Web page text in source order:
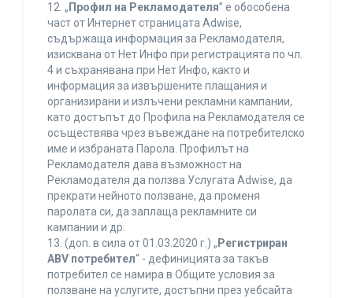
12. „ Профил на Рекламодателя” е обособена
част от Интернет страницата Adwise,
съдържаща информация за Рекламодателя,
изисквана от Нет Инфо при регистрацията по чл.
4 и съхранявана при Нет Инфо, както и
информация за извършените плащания и
организирани и излъчени рекламни кампании,
като достъпът до Профила на Рекламодателя се
осъществява чрез въвеждане на потребителско
име и избраната Парола. Профилът на
Рекламодателя дава възможност на
Рекламодателя да ползва Услугата Adwise, да
прекрати нейното ползване, да променя
паролата си, да заплаща рекламните си
кампании и др.
13. (доп. в сила от 01.03.2020 г.) „ Регистриран
ABV потребител“ - дефиницията за такъв
потребител се намира в Общите условия за
ползване на услугите, достъпни през уебсайта